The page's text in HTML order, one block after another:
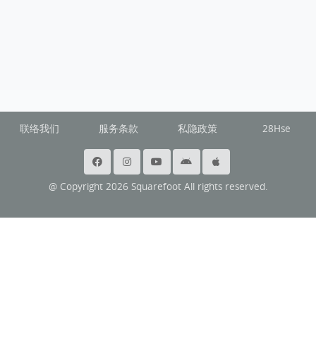
联络我们 服务条款 私隐政策 28Hse
@ Copyright 2026 Squarefoot All rights reserved.